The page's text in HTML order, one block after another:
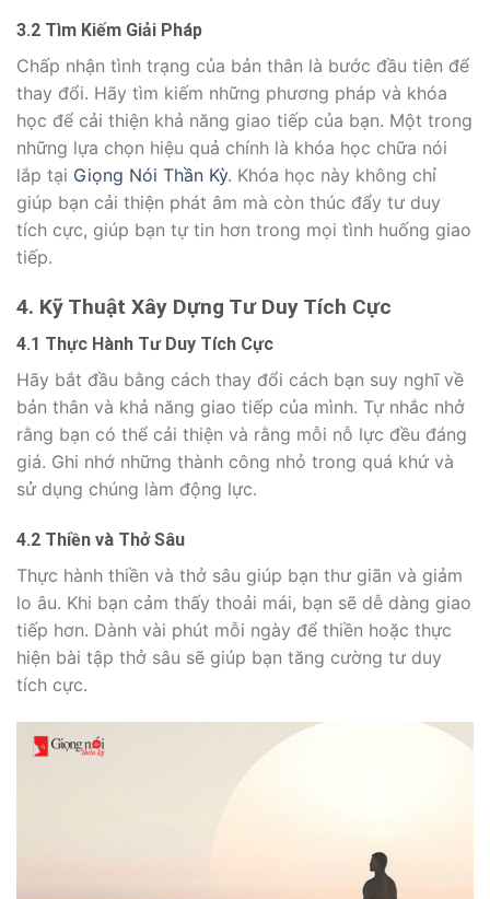
3.2 Tìm Kiếm Giải Pháp
Chấp nhận tình trạng của bản thân là bước đầu tiên để
thay đổi. Hãy tìm kiếm những phương pháp và khóa
học để cải thiện khả năng giao tiếp của bạn. Một trong
những lựa chọn hiệu quả chính là khóa học chữa nói
lắp tại Giọng Nói Thần Kỳ. Khóa học này không chỉ
giúp bạn cải thiện phát âm mà còn thúc đẩy tư duy
tích cực, giúp bạn tự tin hơn trong mọi tình huống giao
tiếp.
4. Kỹ Thuật Xây Dựng Tư Duy Tích Cực
4.1 Thực Hành Tư Duy Tích Cực
Hãy bắt đầu bằng cách thay đổi cách bạn suy nghĩ về
bản thân và khả năng giao tiếp của mình. Tự nhắc nhở
rằng bạn có thể cải thiện và rằng mỗi nỗ lực đều đáng
giá. Ghi nhớ những thành công nhỏ trong quá khứ và
sử dụng chúng làm động lực.
4.2 Thiền và Thở Sâu
Thực hành thiền và thở sâu giúp bạn thư giãn và giảm
lo âu. Khi bạn cảm thấy thoải mái, bạn sẽ dễ dàng giao
tiếp hơn. Dành vài phút mỗi ngày để thiền hoặc thực
hiện bài tập thở sâu sẽ giúp bạn tăng cường tư duy
tích cực.